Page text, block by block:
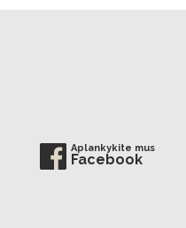
Aplankykite mus
Facebook